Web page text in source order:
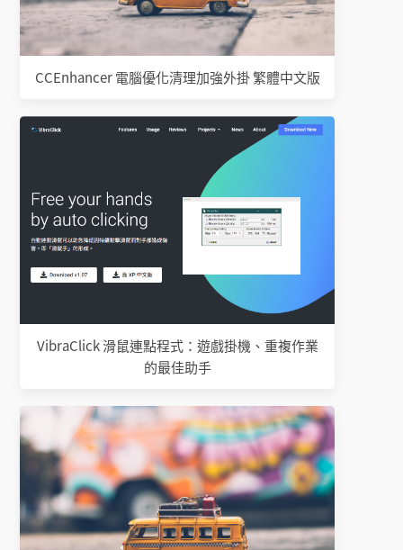
CCEnhancer 電腦優化清理加強外掛 繁體中文版
VibraClick 滑鼠連點程式：遊戲掛機、重複作業
的最佳助手